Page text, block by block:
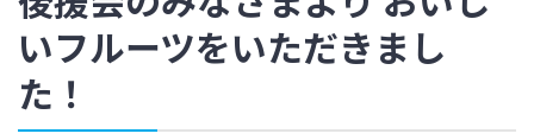
いフルーツをいただきまし
た！